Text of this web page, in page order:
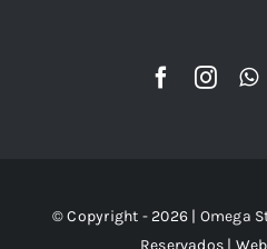
© Copyright - 2026 | Omega
Reservados |